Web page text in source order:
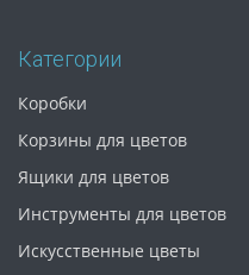
Категории
Коробки
Корзины для цветов
Ящики для цветов
Инструменты для цветов
Искусственные цветы